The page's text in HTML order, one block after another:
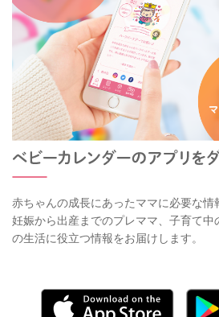
赤ちゃんの成長にあったママに必要な情
妊娠から出産までのプレママ、子育て中
の生活に役立つ情報をお届けします。